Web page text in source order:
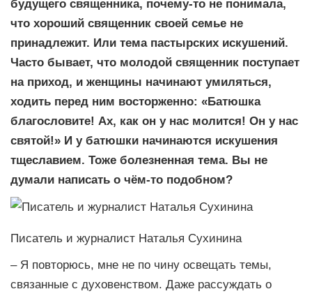
будущего священника, почему-то не понимала,
что хороший священник своей семье не
принадлежит. Или тема пастырских искушений.
Часто бывает, что молодой священник поступает
на приход, и женщины начинают умиляться,
ходить перед ним восторженно: «Батюшка
благословите! Ах, как он у нас молится! Он у нас
святой!» И у батюшки начинаются искушения
тщеславием. Тоже болезненная тема. Вы не
думали написать о чём-то подобном?
Писатель и журналист Наталья Сухинина
– Я повторюсь, мне не по чину освещать темы,
связанные с духовенством. Даже рассуждать о